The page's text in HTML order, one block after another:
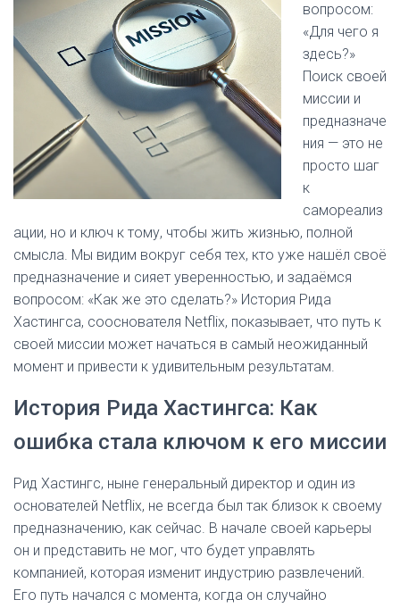
вопросом:
«Для чего я
здесь?»
Поиск своей
миссии и
предназначе
ния — это не
просто шаг
к
самореализ
ации, но и ключ к тому, чтобы жить жизнью, полной
смысла. Мы видим вокруг себя тех, кто уже нашёл своё
предназначение и сияет уверенностью, и задаёмся
вопросом: «Как же это сделать?» История Рида
Хастингса, сооснователя Netflix, показывает, что путь к
своей миссии может начаться в самый неожиданный
момент и привести к удивительным результатам.
История Рида Хастингса: Как
ошибка стала ключом к его миссии
Рид Хастингс, ныне генеральный директор и один из
основателей Netflix, не всегда был так близок к своему
предназначению, как сейчас. В начале своей карьеры
он и представить не мог, что будет управлять
компанией, которая изменит индустрию развлечений.
Его путь начался с момента, когда он случайно